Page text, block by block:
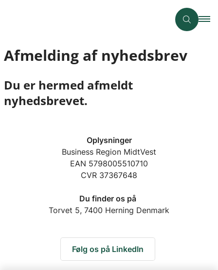
Afmelding af nyhedsbrev
Du er hermed afmeldt
nyhedsbrevet.
Oplysninger
Business Region MidtVest
EAN 5798005510710
CVR 37367648
Du finder os på
Torvet 5, 7400 Herning Denmark
Følg os på LinkedIn